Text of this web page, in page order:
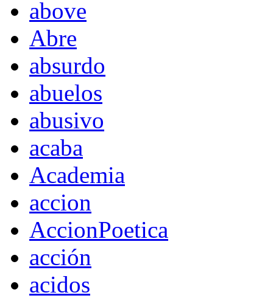
above
Abre
absurdo
abuelos
abusivo
acaba
Academia
accion
AccionPoetica
acción
acidos